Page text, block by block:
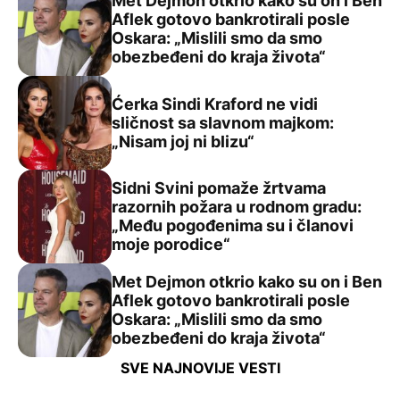
Met Dejmon otkrio kako su on i Ben Aflek gotovo
Aflek gotovo bankrotirali posle
Oskara: „Mislili smo da smo
obezbeđeni do kraja života“
Ćerka Sindi Kraford ne vidi sličnost sa slavnom majkom:
Ćerka Sindi Kraford ne vidi
sličnost sa slavnom majkom:
„Nisam joj ni blizu“
Sidni Svini pomaže žrtvama razornih požara u rodnom
Sidni Svini pomaže žrtvama
razornih požara u rodnom gradu:
„Među pogođenima su i članovi
moje porodice“
Met Dejmon otkrio kako su on i Ben Aflek gotovo
Met Dejmon otkrio kako su on i Ben
Aflek gotovo bankrotirali posle
Oskara: „Mislili smo da smo
obezbeđeni do kraja života“
SVE NAJNOVIJE VESTI